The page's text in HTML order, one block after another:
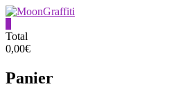
Aller
contenu
MoonGraffiti
Total
0,00€
Panier